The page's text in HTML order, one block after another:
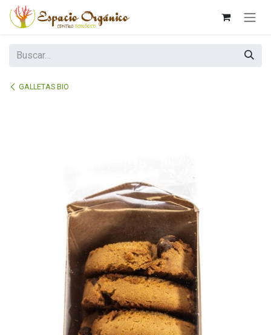
Ir al contenido
GALLETAS BIO